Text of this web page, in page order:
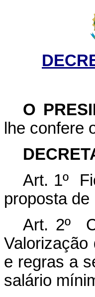
O
lhe confere
Art. 1º
proposta
Art. 2º
e regras a
salário